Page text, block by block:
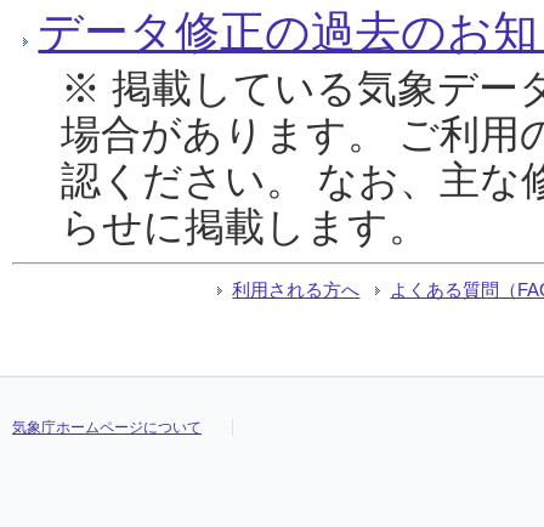
データ修正の過去のお
※ 掲載している気象デー
場合があります。 ご利用
認ください。 なお、主な
らせに掲載します。
利用される方へ よくある質問（
気象庁ホームページについて